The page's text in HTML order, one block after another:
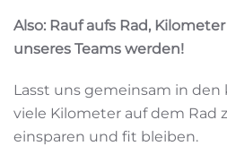
Also: Rauf aufs Rad,
unseres Teams werden!
Lasst uns gemeinsam in
viele Kilometer auf dem Rad
einsparen und fit bleiben.